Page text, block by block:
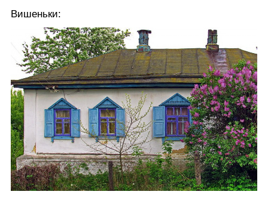
Вишеньки: